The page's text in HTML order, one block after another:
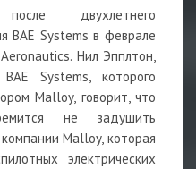
двухлетнего
BAE Systems в феврале
Нил Эпплтон,
Systems, которого
Malloy, говорит, что
не задушить
Malloy, которая
электрических